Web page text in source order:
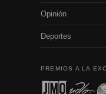
Opinión
Deportes
PREMIOS A LA